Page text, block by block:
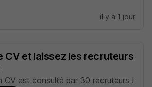
il y a 1 jour
CV et laissez les recruteurs
CV est consulté par 30 recruteurs !